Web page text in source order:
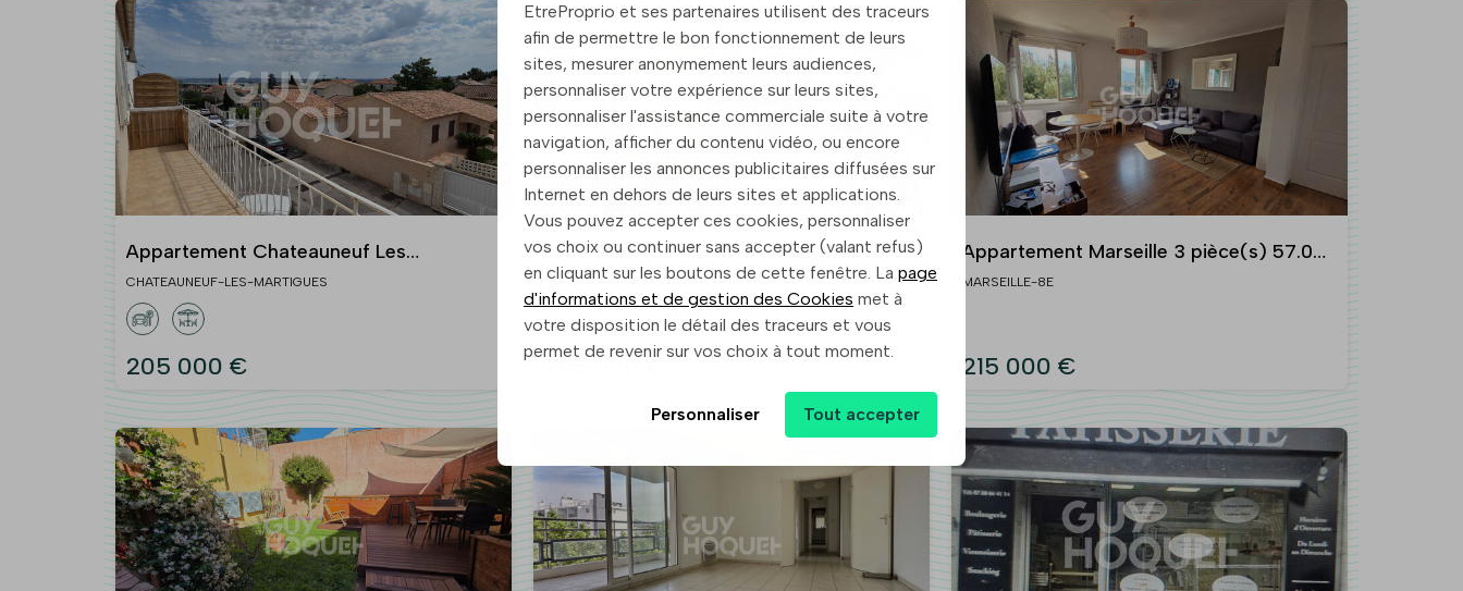
Appartement Chateauneuf Les
Martigues 3 pièce(s) 54.01 m2
CHATEAUNEUF-LES-MARTIGUES
205 000 €
A VENDRE Maison mitoyenne 4 pièce(s)
80 m2 13170 LES PENNES MIRABEAU
LES PENNES-MIRABEAU
285 000 €
Appartement Marseille 3 pièce(s) 57.06
m2
MARSEILLE-8E
215 000 €
EtreProprio et ses partenaires utilisent des traceurs
afin de permettre le bon fonctionnement de leurs
sites, mesurer anonymement leurs audiences,
personnaliser votre expérience sur leurs sites,
personnaliser l'assistance commerciale suite à votre
navigation, afficher du contenu vidéo, ou encore
personnaliser les annonces publicitaires diffusées sur
Internet en dehors de leurs sites et applications.
Vous pouvez accepter ces cookies, personnaliser
vos choix ou continuer sans accepter (valant refus)
en cliquant sur les boutons de cette fenêtre. La page
d'informations et de gestion des Cookies met à
votre disposition le détail des traceurs et vous
permet de revenir sur vos choix à tout moment.
Personnaliser Tout accepter